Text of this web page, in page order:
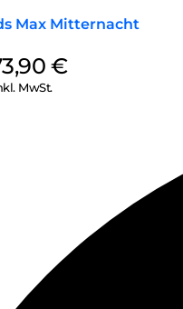
Max Mitternacht
€
MwSt.